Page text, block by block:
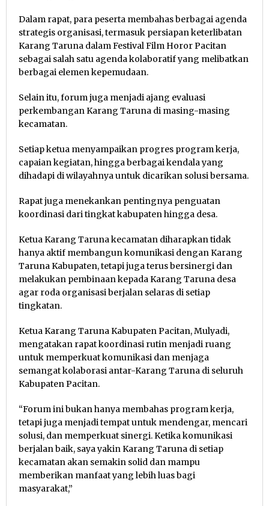
Dalam rapat, para peserta membahas berbagai agenda
strategis organisasi, termasuk persiapan keterlibatan
Karang Taruna dalam Festival Film Horor Pacitan
sebagai salah satu agenda kolaboratif yang melibatkan
berbagai elemen kepemudaan.
Selain itu, forum juga menjadi ajang evaluasi
perkembangan Karang Taruna di masing-masing
kecamatan.
Setiap ketua menyampaikan progres program kerja,
capaian kegiatan, hingga berbagai kendala yang
dihadapi di wilayahnya untuk dicarikan solusi bersama.
Rapat juga menekankan pentingnya penguatan
koordinasi dari tingkat kabupaten hingga desa.
Ketua Karang Taruna kecamatan diharapkan tidak
hanya aktif membangun komunikasi dengan Karang
Taruna Kabupaten, tetapi juga terus bersinergi dan
melakukan pembinaan kepada Karang Taruna desa
agar roda organisasi berjalan selaras di setiap
tingkatan.
Ketua Karang Taruna Kabupaten Pacitan, Mulyadi,
mengatakan rapat koordinasi rutin menjadi ruang
untuk memperkuat komunikasi dan menjaga
semangat kolaborasi antar-Karang Taruna di seluruh
Kabupaten Pacitan.
“Forum ini bukan hanya membahas program kerja,
tetapi juga menjadi tempat untuk mendengar, mencari
solusi, dan memperkuat sinergi. Ketika komunikasi
berjalan baik, saya yakin Karang Taruna di setiap
kecamatan akan semakin solid dan mampu
memberikan manfaat yang lebih luas bagi
masyarakat,”